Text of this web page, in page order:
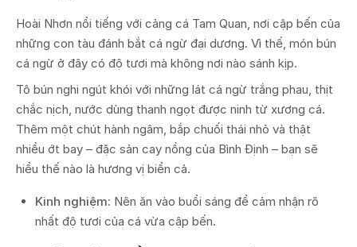
Hoài Nhơn nổi tiếng với cảng cá Tam Quan, nơi cập bến của
những con tàu đánh bắt cá ngừ đại dương. Vì thế, món bún
cá ngừ ở đây có độ tươi mà không nơi nào sánh kịp.
Tô bún nghi ngút khói với những lát cá ngừ trắng phau, thịt
chắc nịch, nước dùng thanh ngọt được ninh từ xương cá.
Thêm một chút hành ngâm, bắp chuối thái nhỏ và thật
nhiều ớt bay – đặc sản cay nồng của Bình Định – bạn sẽ
hiểu thế nào là hương vị biển cả.
Kinh nghiệm: Nên ăn vào buổi sáng để cảm nhận rõ
nhất độ tươi của cá vừa cập bến.